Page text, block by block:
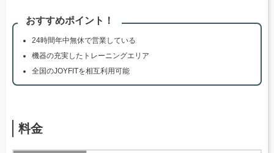
おすすめポイント！
24時間年中無休で営業している
機器の充実したトレーニングエリア
全国のJOYFITを相互利用可能
料金